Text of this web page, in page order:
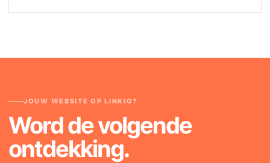
JOUW WEBSITE OP LINKIO?
Word de volgende
ontdekking.